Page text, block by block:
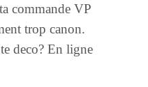
commande VP
trop canon.
deco? En ligne